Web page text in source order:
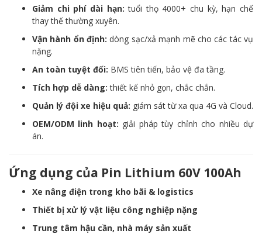
Giảm chi phí dài hạn: tuổi thọ 4000+ chu kỳ, hạn chế
thay thế thường xuyên.
Vận hành ổn định: dòng sạc/xả mạnh mẽ cho các tác vụ
nặng.
An toàn tuyệt đối: BMS tiên tiến, bảo vệ đa tầng.
Tích hợp dễ dàng: thiết kế nhỏ gọn, chắc chắn.
Quản lý đội xe hiệu quả: giám sát từ xa qua 4G và Cloud.
OEM/ODM linh hoạt: giải pháp tùy chỉnh cho nhiều dự
án.
Ứng dụng của Pin Lithium 60V 100Ah
Xe nâng điện trong kho bãi & logistics
Thiết bị xử lý vật liệu công nghiệp nặng
Trung tâm hậu cần, nhà máy sản xuất